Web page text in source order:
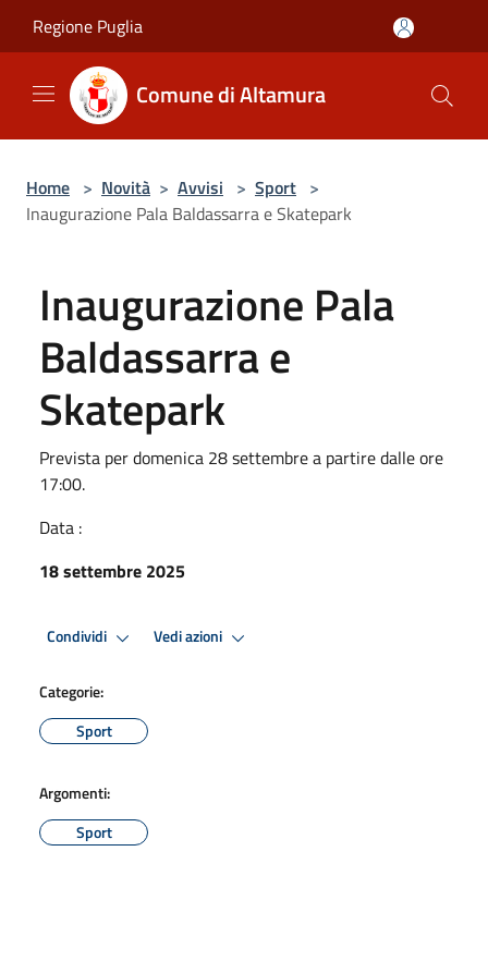
Regione Puglia
Comune di Altamura
Home > Novità > Avvisi > Sport >
Inaugurazione Pala Baldassarra e Skatepark
Inaugurazione Pala
Baldassarra e
Skatepark
Prevista per domenica 28 settembre a partire dalle ore
17:00.
Data :
18 settembre 2025
Condividi Vedi azioni
Categorie:
Sport
Argomenti:
Sport